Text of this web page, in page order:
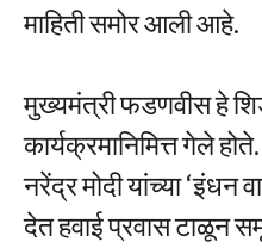
माहिती समोर आली आहे.
मुख्यमंत्री फडणवीस हे
कार्यक्रमानिमित्त गेले
नरेंद्र मोदी यांच्या ‘इंधन
देत हवाई प्रवास टाळून